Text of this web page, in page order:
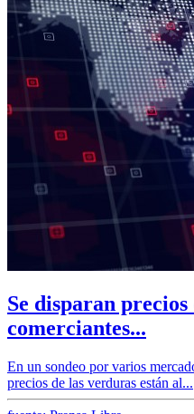
Se disparan
comerciantes...
En un sondeo por varios
precios de las verduras están al...